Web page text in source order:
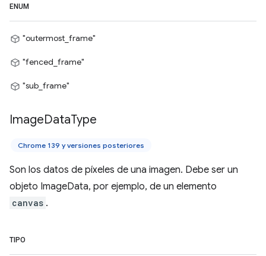
ENUM
"outermost_frame"
"fenced_frame"
"sub_frame"
ImageDataType
Chrome 139 y versiones posteriores
Son los datos de píxeles de una imagen. Debe ser un
objeto ImageData, por ejemplo, de un elemento
canvas .
TIPO